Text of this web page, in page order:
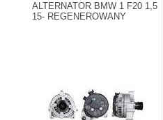
ALTERNATOR BMW 1 F20 1,5
15- REGENEROWANY